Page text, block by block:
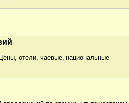
отели, чаевые, национальные